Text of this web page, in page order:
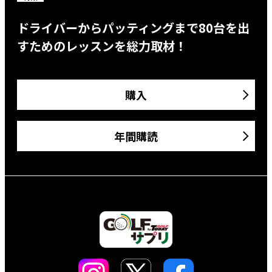
ドライバーからパッティングまで80台を出
すためのレッスンを総力取材！
購入
年間購読